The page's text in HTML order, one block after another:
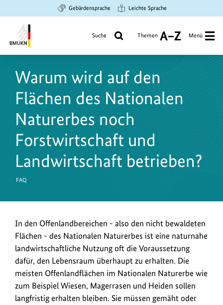
Hauptinhalt
springen
Suche
springen
Hauptnavigation
springen
Gebärdensprache Leichte Sprache
Umwelt,
Naturschutz
und
nukleare
Sicherheit
Suche Themen
A
Z
Menü
Warum wird auf den
Flächen des Nationalen
Naturerbes noch
Forstwirtschaft und
Landwirtschaft betrieben?
FAQ
In den Offenlandbereichen - also den nicht bewaldeten
Flächen - des Nationalen Naturerbes ist eine naturnahe
landwirtschaftliche Nutzung oft die Voraussetzung
dafür, den Lebensraum überhaupt zu erhalten. Die
meisten Offenlandflächen im Nationalen Naturerbe wie
zum Beispiel Wiesen, Magerrasen und Heiden sollen
langfristig erhalten bleiben. Sie müssen gemäht oder